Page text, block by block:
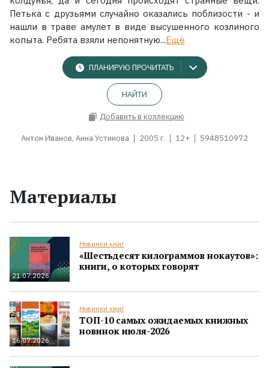
Петька с друзьями случайно оказались поблизости - и
нашли в траве амулет в виде высушенного козлиного
копыта. Ребята взяли непонятную...Ещё
ПЛАНИРУЮ ПРОЧИТАТЬ
НАЙТИ
Добавить в коллекцию
Антон Иванов, Анна Устинова 2005 г. 12+ 5948510972
Материалы
21.07.2026
Новинки книг
«Шестьдесят килограммов нокаутов»:
книги, о которых говорят
16.07.2026
Новинки книг
ТОП-10 самых ожидаемых книжных
новинок июля-2026